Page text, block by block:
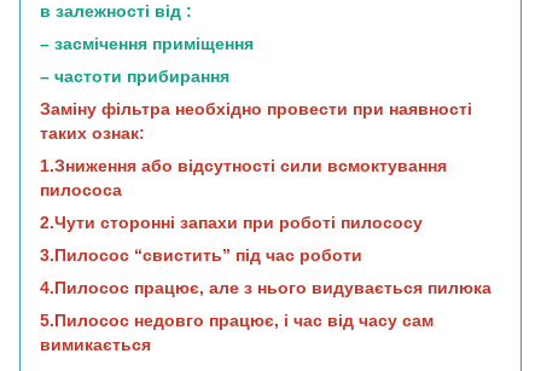
в залежності від :
– засмічення приміщення
– частоти прибирання
Заміну фільтра необхідно провести при наявності
таких ознак:
1.Зниження або відсутності сили всмоктування
пилососа
2.Чути сторонні запахи при роботі пилососу
3.Пилосос “свистить” під час роботи
4.Пилосос працює, але з нього видувається пилюка
5.Пилосос недовго працює, і час від часу сам
вимикається